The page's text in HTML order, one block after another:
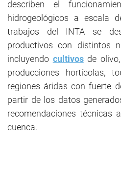
describen el
hidrogeológicos a escala
trabajos del INTA se
productivos con distintos
incluyendo cultivosde olivo,
producciones hortícolas,
regiones áridas con fuerte
partir de los datos
recomendaciones técnicas
cuenca.